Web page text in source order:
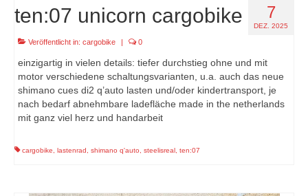
7
DEZ. 2025
ten:07 unicorn cargobike
Veröffentlicht in: cargobike | 0
einzigartig in vielen details: tiefer durchstieg ohne und mit
motor verschiedene schaltungsvarianten, u.a. auch das neue
shimano cues di2 q’auto lasten und/oder kindertransport, je
nach bedarf abnehmbare ladefläche made in the netherlands
mit ganz viel herz und handarbeit
cargobike lastenrad shimano q'auto steelisreal ten:07